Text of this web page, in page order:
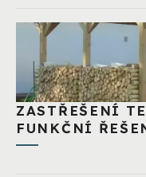
ZASTŘEŠENÍ
FUNKČNÍ